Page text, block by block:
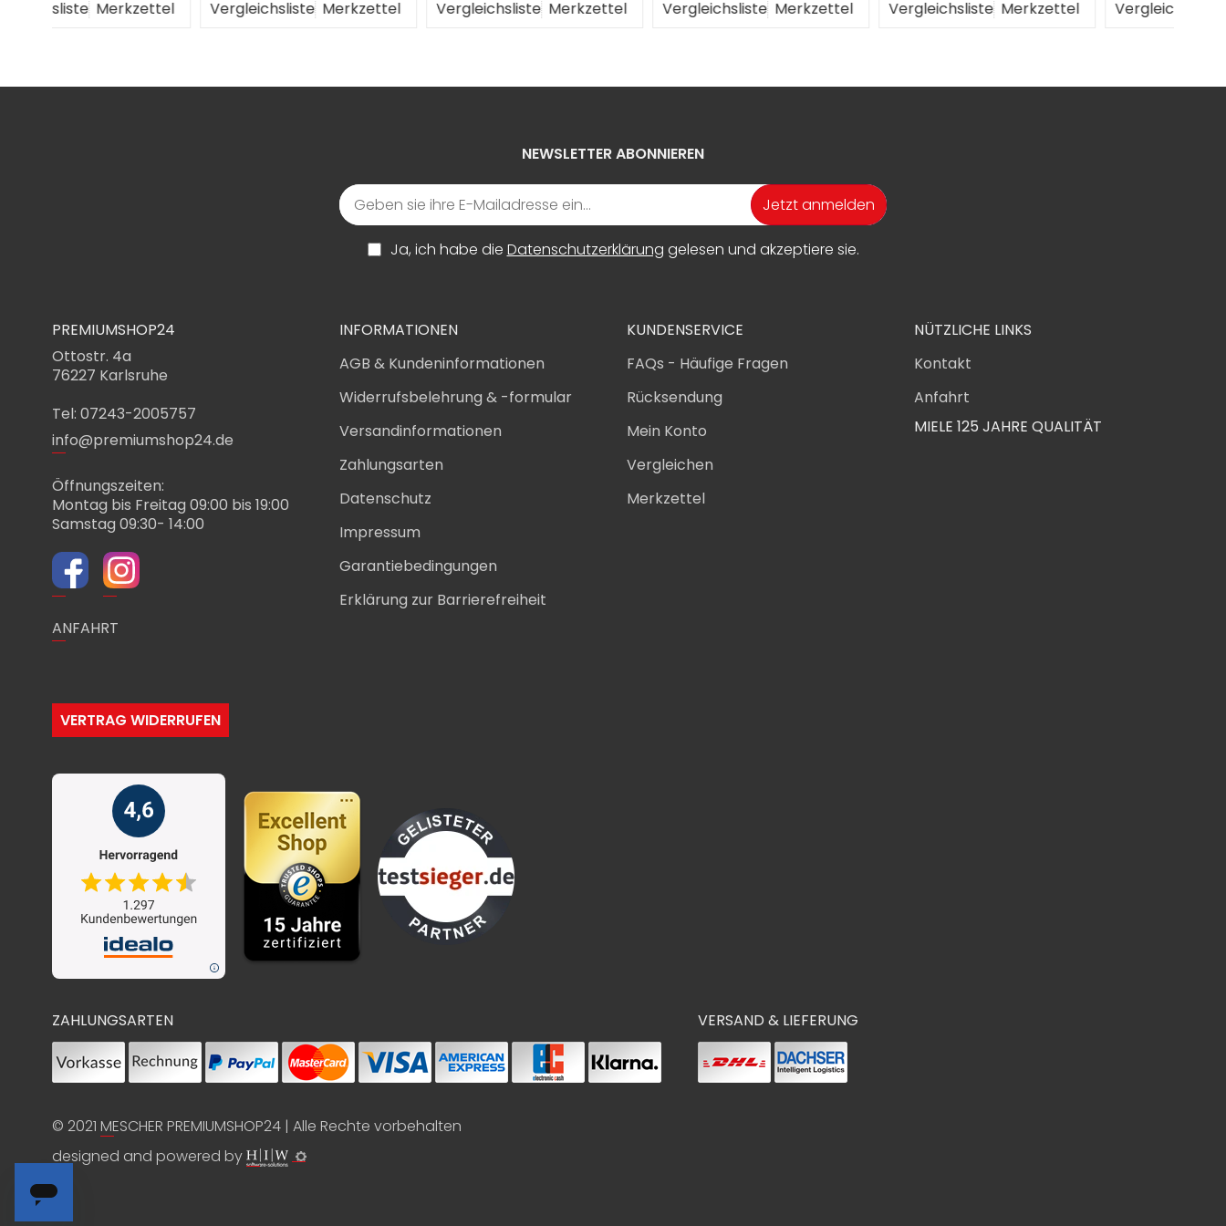
Vergleichsliste Merkzettel Vergleichsliste Merkzettel Vergleichsliste Merkzettel Vergleichsliste Merkzettel Vergleichsliste Merkzettel
NEWSLETTER ABONNIEREN
Jetzt anmelden
Ja, ich habe die Datenschutzerklärung gelesen und akzeptiere sie.
PREMIUMSHOP24
Ottostr. 4a
76227 Karlsruhe
Tel: 07243-2005757
info@premiumshop24.de
Öffnungszeiten:
Montag bis Freitag 09:00 bis 19:00
Samstag 09:30- 14:00
ANFAHRT
INFORMATIONEN
AGB & Kundeninformationen
Widerrufsbelehrung & -formular
Versandinformationen
Zahlungsarten
Datenschutz
Impressum
Garantiebedingungen
Erklärung zur Barrierefreiheit
KUNDENSERVICE
FAQs - Häufige Fragen
Rücksendung
Mein Konto
Vergleichen
Merkzettel
NÜTZLICHE LINKS
Kontakt
Anfahrt
MIELE 125 JAHRE QUALITÄT
VERTRAG WIDERRUFEN
ZAHLUNGSARTEN VERSAND & LIEFERUNG
© 2021 MESCHER PREMIUMSHOP24 | Alle Rechte vorbehalten
designed and powered by